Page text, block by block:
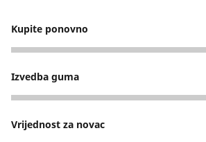
Kupite ponovno
5
Izvedba guma
3
Vrijednost za novac